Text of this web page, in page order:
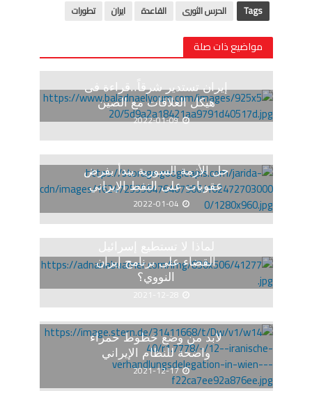
Tags الحرس الثورى القاعدة ايران تطورات
مواضيع ذات صلة
إيران تستدير شرقاً..قراءة فى
هيكل العلاقات مع الصين
2022-01-09
حل الأزمة السورية يبدأ بفرض
عقوبات على النفط الإيراني
2022-01-04
لماذا لا تستطيع إسرائيل
القضاء على برنامج إيران
النووي؟
2021-12-28
لابد من وضع خطوط حمراء
واضحة للنظام الإيراني
2021-12-17